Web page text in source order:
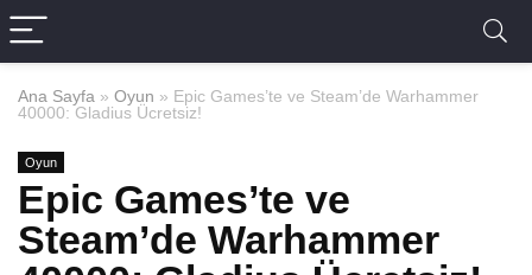
Ana Sayfa » Oyun » Epic Games’te ve Steam’de Warhammer
40000: Gladius Ücretsiz!
Oyun
Epic Games’te ve
Steam’de Warhammer